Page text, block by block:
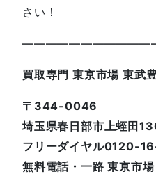
さい！
買取専門 東京市場 東武
〒344-0046
埼玉県春日部市上蛭田
フリーダイヤル0120-
無料電話・一路 東京市場